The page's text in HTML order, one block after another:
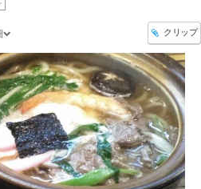
クリップ